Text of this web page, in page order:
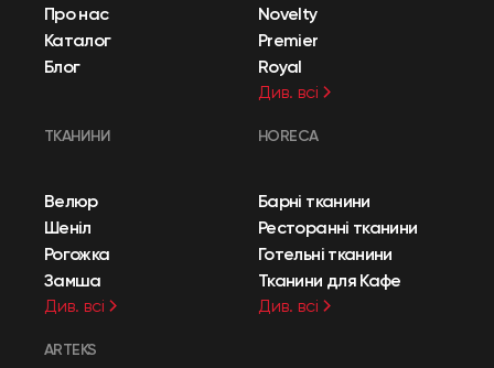
Про нас
Каталог
Блог
Novelty
Premier
Royal
Див. всі
ТКАНИНИ
Велюр
Шеніл
Рогожка
Замша
Див. всі
HORECA
Барні тканини
Ресторанні тканини
Готельні тканини
Тканини для Кафе
Див. всі
ARTEKS